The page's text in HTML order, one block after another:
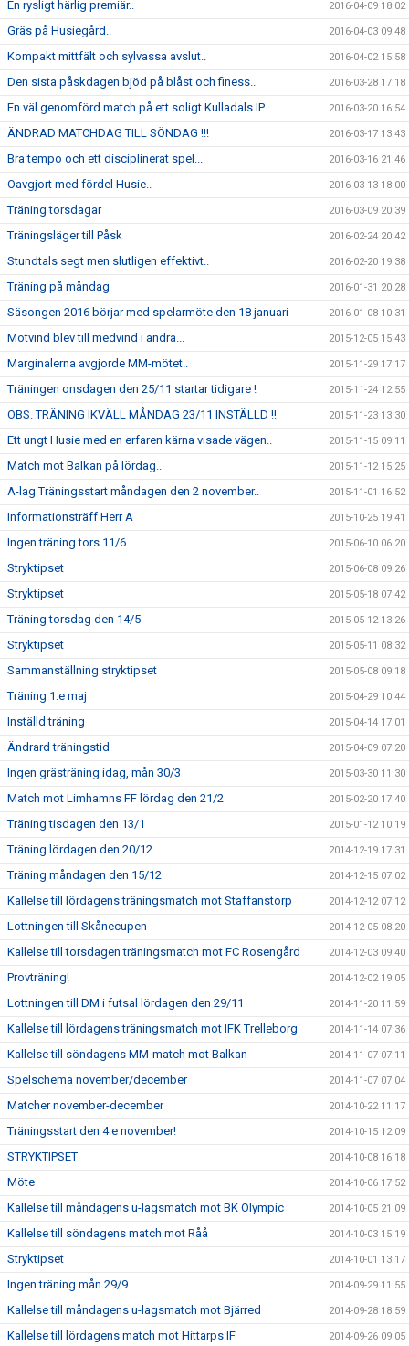
En rysligt härlig premiär.. 2016-04-09 18:02
Gräs på Husiegård.. 2016-04-03 09:48
Kompakt mittfält och sylvassa avslut.. 2016-04-02 15:58
Den sista påskdagen bjöd på blåst och finess.. 2016-03-28 17:18
En väl genomförd match på ett soligt Kulladals IP.. 2016-03-20 16:54
ÄNDRAD MATCHDAG TILL SÖNDAG !!! 2016-03-17 13:43
Bra tempo och ett disciplinerat spel... 2016-03-16 21:46
Oavgjort med fördel Husie.. 2016-03-13 18:00
Träning torsdagar 2016-03-09 20:39
Träningsläger till Påsk 2016-02-24 20:42
Stundtals segt men slutligen effektivt.. 2016-02-20 19:38
Träning på måndag 2016-01-31 20:28
Säsongen 2016 börjar med spelarmöte den 18 januari 2016-01-08 10:31
Motvind blev till medvind i andra... 2015-12-05 15:43
Marginalerna avgjorde MM-mötet.. 2015-11-29 17:17
Träningen onsdagen den 25/11 startar tidigare ! 2015-11-24 12:55
OBS. TRÄNING IKVÄLL MÅNDAG 23/11 INSTÄLLD !! 2015-11-23 13:30
Ett ungt Husie med en erfaren kärna visade vägen.. 2015-11-15 09:11
Match mot Balkan på lördag.. 2015-11-12 15:25
A-lag Träningsstart måndagen den 2 november.. 2015-11-01 16:52
Informationsträff Herr A 2015-10-25 19:41
Ingen träning tors 11/6 2015-06-10 06:20
Stryktipset 2015-06-08 09:26
Stryktipset 2015-05-18 07:42
Träning torsdag den 14/5 2015-05-12 13:26
Stryktipset 2015-05-11 08:32
Sammanställning stryktipset 2015-05-08 09:18
Träning 1:e maj 2015-04-29 10:44
Inställd träning 2015-04-14 17:01
Ändrard träningstid 2015-04-09 07:20
Ingen grästräning idag, mån 30/3 2015-03-30 11:30
Match mot Limhamns FF lördag den 21/2 2015-02-20 17:40
Träning tisdagen den 13/1 2015-01-12 10:19
Träning lördagen den 20/12 2014-12-19 17:31
Träning måndagen den 15/12 2014-12-15 07:02
Kallelse till lördagens träningsmatch mot Staffanstorp 2014-12-12 07:12
Lottningen till Skånecupen 2014-12-05 08:20
Kallelse till torsdagen träningsmatch mot FC Rosengård 2014-12-03 09:40
Provträning! 2014-12-02 19:05
Lottningen till DM i futsal lördagen den 29/11 2014-11-20 11:59
Kallelse till lördagens träningsmatch mot IFK Trelleborg 2014-11-14 07:36
Kallelse till söndagens MM-match mot Balkan 2014-11-07 07:11
Spelschema november/december 2014-11-07 07:04
Matcher november-december 2014-10-22 11:17
Träningsstart den 4:e november! 2014-10-15 12:09
STRYKTIPSET 2014-10-08 16:18
Möte 2014-10-06 17:52
Kallelse till måndagens u-lagsmatch mot BK Olympic 2014-10-05 21:09
Kallelse till söndagens match mot Råå 2014-10-03 15:19
Stryktipset 2014-10-01 13:17
Ingen träning mån 29/9 2014-09-29 11:55
Kallelse till måndagens u-lagsmatch mot Bjärred 2014-09-28 18:59
Kallelse till lördagens match mot Hittarps IF 2014-09-26 09:05